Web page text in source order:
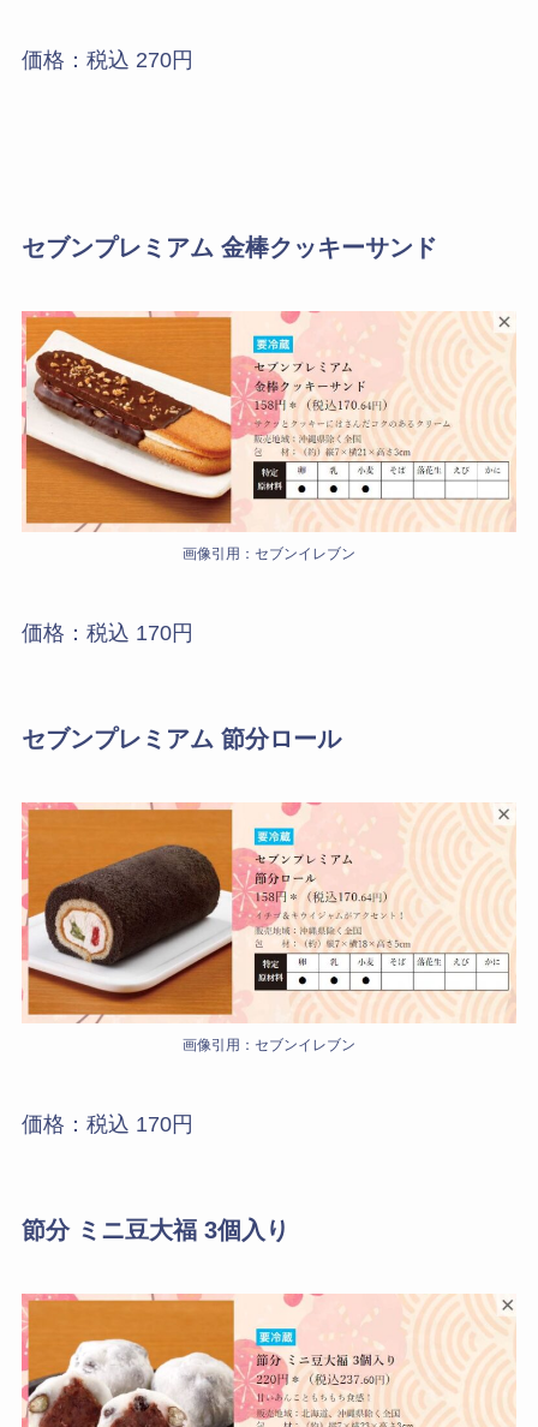
価格：税込 270円
セブンプレミアム 金棒クッキーサンド
画像引用：セブンイレブン
価格：税込 170円
セブンプレミアム 節分ロール
画像引用：セブンイレブン
価格：税込 170円
節分 ミニ豆大福 3個入り